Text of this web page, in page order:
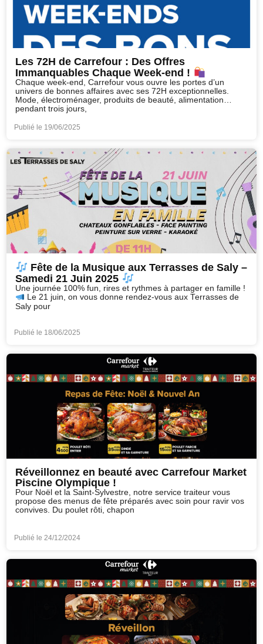
Les 72H de Carrefour : Des Offres
Immanquables Chaque Week-end !
Chaque week-end, Carrefour vous ouvre les portes d’un
univers de bonnes affaires avec ses 72H exceptionnelles.
Mode, électroménager, produits de beauté, alimentation…
pendant trois jours,
Publié le 19/06/2025
Fête de la Musique aux Terrasses de Saly –
Samedi 21 Juin 2025
Une journée 100% fun, rires et rythmes à partager en famille !
Le 21 juin, on vous donne rendez-vous aux Terrasses de
Saly pour
Publié le 18/06/2025
Réveillonnez en beauté avec Carrefour Market
Piscine Olympique !
Pour Noël et la Saint-Sylvestre, notre service traiteur vous
propose des menus de fête préparés avec soin pour ravir vos
convives. Du poulet rôti, chapon
Publié le24/12/2024